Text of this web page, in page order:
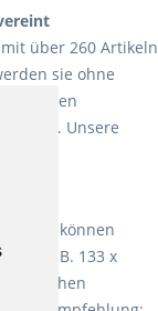
über 260 Artikeln
sie ohne
Unsere
Sie können
z.B. 133 x
weichen